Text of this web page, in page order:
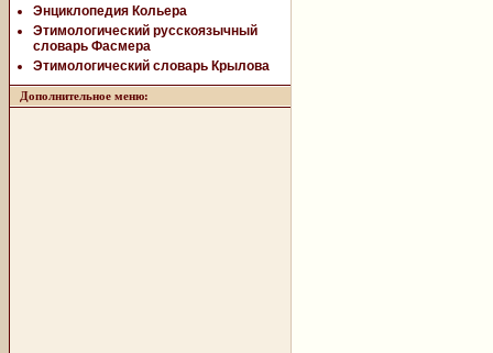
Энциклопедия Кольера
Этимологический русскоязычный
словарь Фасмера
Этимологический словарь Крылова
Дополнительное меню: